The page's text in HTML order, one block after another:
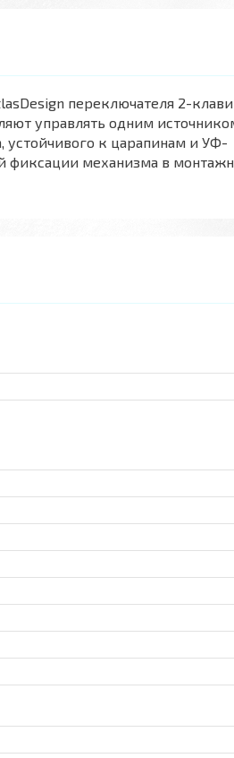
переключателя 2-
управлять одним
устойчивого к царапинам и УФ-
фиксации механизма в